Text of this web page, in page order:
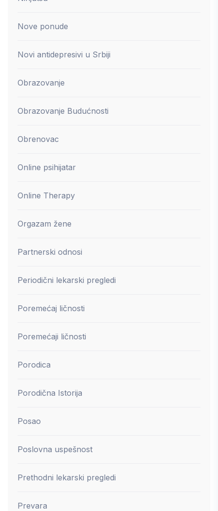
Nove ponude
Novi antidepresivi u Srbiji
Obrazovanje
Obrazovanje Budućnosti
Obrenovac
Online psihijatar
Online Therapy
Orgazam žene
Partnerski odnosi
Periodični lekarski pregledi
Poremećaj ličnosti
Poremećaji ličnosti
Porodica
Porodična Istorija
Posao
Poslovna uspešnost
Prethodni lekarski pregledi
Prevara